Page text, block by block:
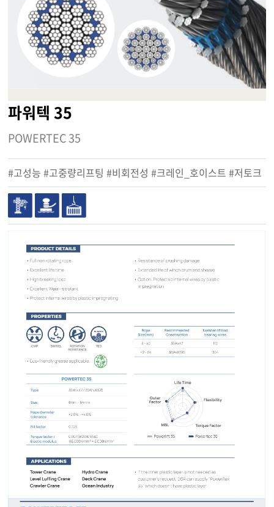
파워텍 35
POWERTEC 35
#고성능 #고중량리프팅 #비회전성 #크레인_호이스트 #저토크